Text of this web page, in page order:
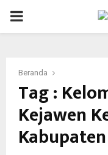
PRIMARY
Beranda
Tag :
Kejawen